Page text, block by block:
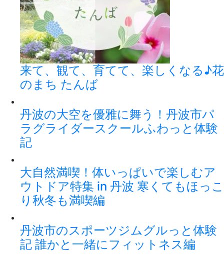
来て、観て、育てて、楽しくなる♪花
のまち たんば
丹波の大空を優雅に舞う！丹波市パ
ラグライダースクールふわっと体験
記
大自然満喫！体いっぱいで楽しむア
ウトドア特集 in 丹波 寒くてもほっこ
り秋冬も満喫編
丹波市のスポーツジムグルっと体験
記 誰かと一緒にフィットネス編